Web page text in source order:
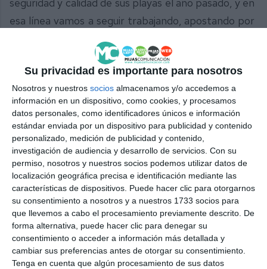
Su privacidad es importante para nosotros
Nosotros y nuestros socios almacenamos y/o accedemos a
información en un dispositivo, como cookies, y procesamos
datos personales, como identificadores únicos e información
estándar enviada por un dispositivo para publicidad y contenido
personalizado, medición de publicidad y contenido,
investigación de audiencia y desarrollo de servicios. Con su
permiso, nosotros y nuestros socios podemos utilizar datos de
localización geográfica precisa e identificación mediante las
características de dispositivos. Puede hacer clic para otorgarnos
su consentimiento a nosotros y a nuestros 1733 socios para
que llevemos a cabo el procesamiento previamente descrito. De
forma alternativa, puede hacer clic para denegar su
consentimiento o acceder a información más detallada y
cambiar sus preferencias antes de otorgar su consentimiento.
Tenga en cuenta que algún procesamiento de sus datos
esa línea vamos a seguir trabajando, apostando por
generador de empleo en nuestra ciudad”, finaliza.
Comparte esta noticia desde el siguiente enlace:
https://mijascom.com/?a=14273